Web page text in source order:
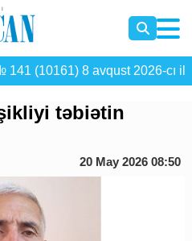
141 (10161) 8 avqust 2026-cı il
təbiətin
20 May 2026 08:50